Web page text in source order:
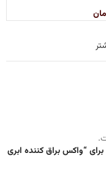
“واکس براق کننده ابری